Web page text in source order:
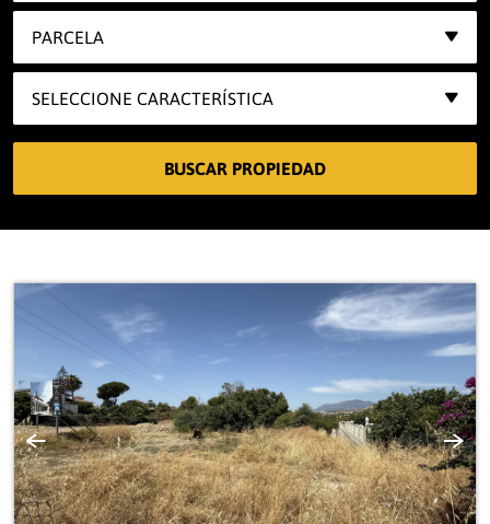
BUSCAR PROPIEDAD
PARCELA
SELECCIONE CARACTERÍSTICA
Anterior